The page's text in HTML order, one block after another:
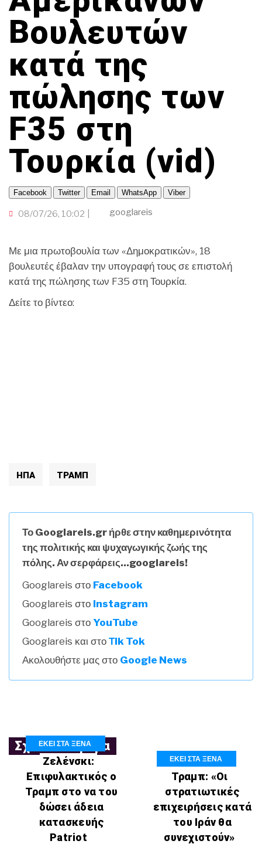
TRAVELLER
INFLUENCER
GAMER
ΒΡΟΥΜ ΒΡΟΥΜ
ΤΟΠΙΚΗ ΑΥΤΟΔΙΟΙΚΗΣΗ
ΟΙΚΟΝΟΜΙΑ
ΠΟΡΤΟΚΑΛΙ ΘΕΑ
ΑΛΛΑ ΣΠΟΡ
ΠΑΜΕ ΘΕΑΤΡΟ
CINEΜΑΔΕΣ
Ο ΛΑΟΣ ΤΡΑΓΟΥΔΙ ΘΕΛΕΙ
ΜΕΓΑΣ CHEF
ΕΚΕΙ ΣΤΑ ΞΕΝΑ
Βουλευτών
κατά της
πώλησης των
F35 στη
Τουρκία (vid)
Facebook Twitter Email WhatsApp Viber
08/07/26, 10:02 googlareis
Με μια πρωτοβουλία των «Δημοκρατικών», 18
βουλευτές έβαλαν την υπογραφή τους σε επιστολή
κατά της πώλησης των F35 στη Τουρκία.
Δείτε το βίντεο:
ΗΠΑ ΤΡΑΜΠ
Το Googlareis.gr ήρθε στην καθημερινότητα
της πολιτικής και ψυχαγωγικής ζωής της
πόλης. Αν σερφάρεις...googlareis!
Googlareis στο Facebook
Googlareis στο Instagram
Googlareis στο YouTube
Googlareis και στο Τik Tok
Ακολουθήστε μας στο Google News
Σχετικά Άρθρα
ΕΚΕΙ ΣΤΑ ΞΕΝΑ
Ζελένσκι:
Επιφυλακτικός ο
Τραμπ στο να του
δώσει άδεια
κατασκευής
Patriot
ΕΚΕΙ ΣΤΑ ΞΕΝΑ
Τραμπ: «Οι
στρατιωτικές
επιχειρήσεις κατά
του Ιράν θα
συνεχιστούν»